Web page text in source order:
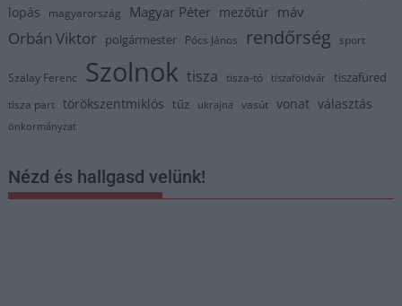
lopás magyarország Magyar Péter mezőtúr máv
Orbán Viktor polgármester Pócs János rendőrség sport
Szalay Ferenc Szolnok tisza tisza-tó tiszaföldvár tiszafüred
tisza part törökszentmiklós tűz ukrajna vasút vonat választás
önkormányzat
Nézd és hallgasd velünk!